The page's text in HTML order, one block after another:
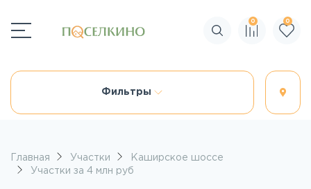
Поиск по сайту
0 0
Фильтры
Главная Участки
Каширское шоссе
Участки за 4 млн руб